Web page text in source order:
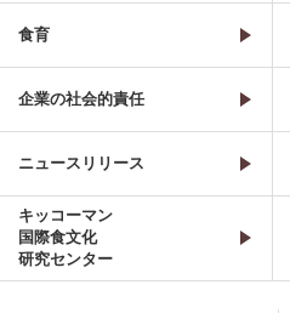
食育
企業の社会的責任
ニュースリリース
キッコーマン
国際食文化
研究センター